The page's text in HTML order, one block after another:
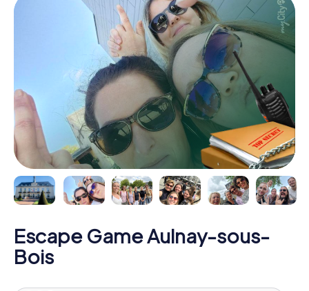
Escape Game Aulnay-sous-
Bois